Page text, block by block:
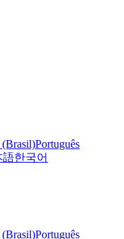
(Brasil)Português
語한국어
(Brasil)Português